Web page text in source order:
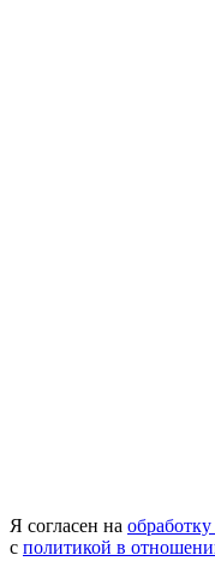
Я согласен на
с политикой в